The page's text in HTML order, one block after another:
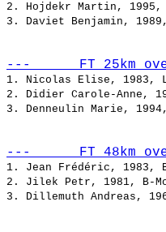
2. Hojdekr Martin,
3. Daviet
---      FT 25km
1. Nicolas Elise,
2. Didier Carole-
3. Denneulin
---      FT 48km
1. Jean
2. Jilek
3. Dillemuth Andreas,